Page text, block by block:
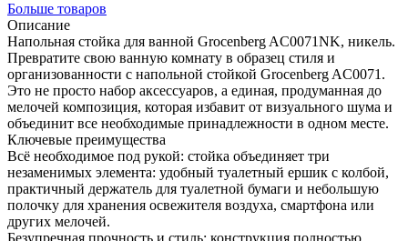
Больше товаров
Описание
Напольная стойка для ванной Grocenberg AC0071NK, никель.
Превратите свою ванную комнату в образец стиля и
организованности с напольной стойкой Grocenberg AC0071.
Это не просто набор аксессуаров, а единая, продуманная до
мелочей композиция, которая избавит от визуального шума и
объединит все необходимые принадлежности в одном месте.
Ключевые преимущества
Всё необходимое под рукой: стойка объединяет три
незаменимых элемента: удобный туалетный ершик с колбой,
практичный держатель для туалетной бумаги и небольшую
полочку для хранения освежителя воздуха, смартфона или
других мелочей.